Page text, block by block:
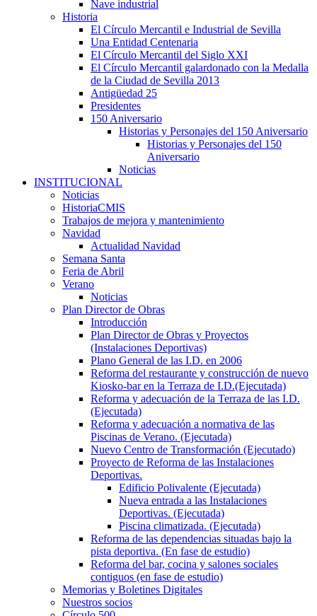
Nave industrial
Historia
El Círculo Mercantil e Industrial de Sevilla
Una Entidad Centenaria
El Círculo Mercantil del Siglo XXI
El Círculo Mercantil galardonado con la Medalla
de la Ciudad de Sevilla 2013
Antigüedad 25
Presidentes
150 Aniversario
Historias y Personajes del 150 Aniversario
Historias y Personajes del 150
Aniversario
Noticias
INSTITUCIONAL
Noticias
HistoriaCMIS
Trabajos de mejora y mantenimiento
Navidad
Actualidad Navidad
Semana Santa
Feria de Abril
Verano
Noticias
Plan Director de Obras
Introducción
Plan Director de Obras y Proyectos
(Instalaciones Deportivas)
Plano General de las I.D. en 2006
Reforma del restaurante y construcción de nuevo
Kiosko-bar en la Terraza de I.D.(Ejecutada)
Reforma y adecuación de la Terraza de las I.D.
(Ejecutada)
Reforma y adecuación a normativa de las
Piscinas de Verano. (Ejecutada)
Nuevo Centro de Transformación (Ejecutado)
Proyecto de Reforma de las Instalaciones
Deportivas.
Edificio Polivalente (Ejecutada)
Nueva entrada a las Instalaciones
Deportivas. (Ejecutada)
Piscina climatizada. (Ejecutada)
Reforma de las dependencias situadas bajo la
pista deportiva. (En fase de estudio)
Reforma del bar, cocina y salones sociales
contiguos (en fase de estudio)
Memorias y Boletines Digitales
Nuestros socios